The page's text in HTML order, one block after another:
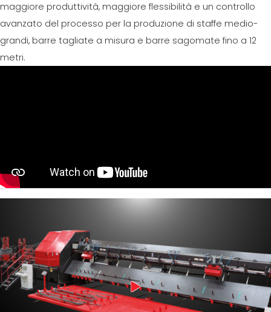
maggiore produttività, maggiore flessibilità e un controllo
avanzato del processo per la produzione di staffe medio-
grandi, barre tagliate a misura e barre sagomate fino a 12
metri.